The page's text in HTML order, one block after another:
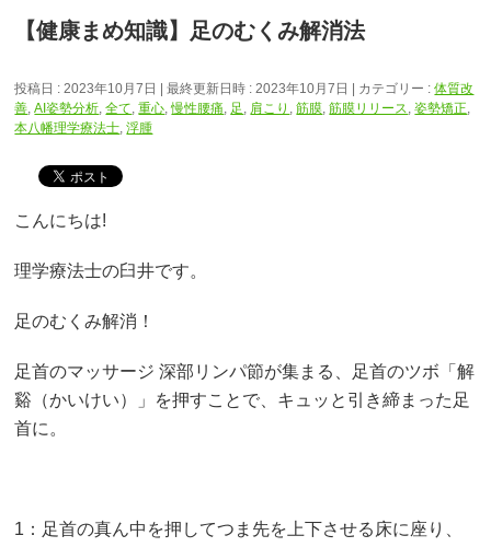
【健康まめ知識】足のむくみ解消法
投稿日 : 2023年10月7日 最終更新日時 : 2023年10月7日 カテゴリー :体質改
善,AI姿勢分析,全て,重心,慢性腰痛, 足 , 肩こり ,筋膜,筋膜リリース,姿勢矯正,
本八幡理学療法士,浮腫
こんにちは!
理学療法士の臼井です。
足のむくみ解消！
足首のマッサージ 深部リンパ節が集まる、足首のツボ「解
谿（かいけい）」を押すことで、キュッと引き締まった足
首に。
1：足首の真ん中を押してつま先を上下させる床に座り、